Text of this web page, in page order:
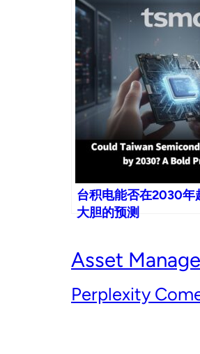
台积电能否在2030年
大胆的预测
Asset
Perplexity